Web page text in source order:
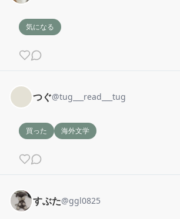
気になる
つぐ@tug___read___tug
買った 海外文学
すぶた@ggl0825